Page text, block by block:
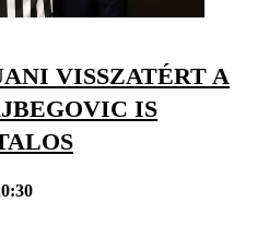
VISSZATÉRT A
IS